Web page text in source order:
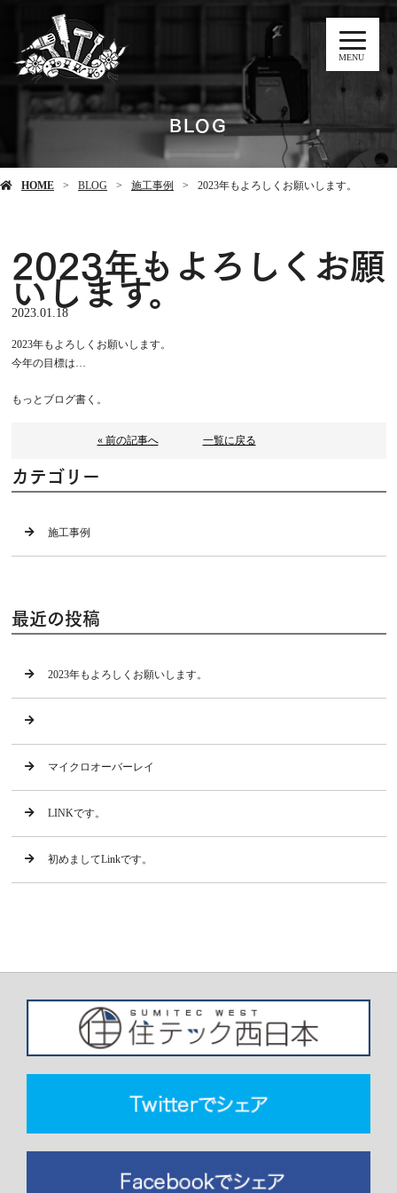
MENU
BLOG
HOME BLOG 施工事例 2023年もよろしくお願いします。
2023年もよろしくお願
いします。
2023.01.18
2023年もよろしくお願いします。
今年の目標は…
もっとブログ書く。
« 前の記事へ 一覧に戻る
カテゴリー
施工事例
最近の投稿
2023年もよろしくお願いします。
マイクロオーバーレイ
LINKです。
初めましてLinkです。